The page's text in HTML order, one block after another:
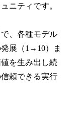
ニティです。
、各種モデル
展（1→10）ま
を生み出し続
頼できる実行